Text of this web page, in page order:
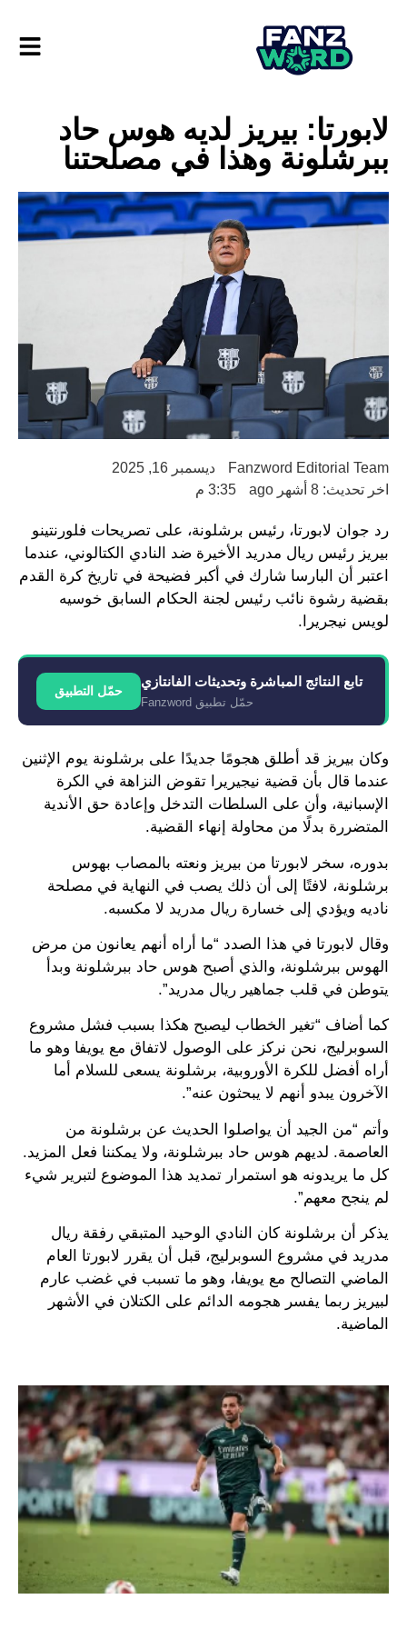
لابورتا: بيريز لديه هوس حاد
ببرشلونة وهذا في مصلحتنا
Fanzword Editorial Team
ديسمبر 16, 2025
اخر تحديث: 8 أشهر ago
3:35 م
رد جوان لابورتا، رئيس برشلونة، على تصريحات فلورنتينو
بيريز رئيس ريال مدريد الأخيرة ضد النادي الكتالوني، عندما
اعتبر أن البارسا شارك في أكبر فضيحة في تاريخ كرة القدم
بقضية رشوة نائب رئيس لجنة الحكام السابق خوسيه
لويس نيجريرا.
تابع النتائج المباشرة وتحديثات الفانتازي
حمّل تطبيق Fanzword
حمّل التطبيق
وكان بيريز قد أطلق هجومًا جديدًا على برشلونة يوم الإثنين
عندما قال بأن قضية نيجيريرا تقوض النزاهة في الكرة
الإسبانية، وأن على السلطات التدخل وإعادة حق الأندية
المتضررة بدلًا من محاولة إنهاء القضية.
بدوره، سخر لابورتا من بيريز ونعته بالمصاب بهوس
برشلونة، لافتًا إلى أن ذلك يصب في النهاية في مصلحة
ناديه ويؤدي إلى خسارة ريال مدريد لا مكسبه.
وقال لابورتا في هذا الصدد “ما أراه أنهم يعانون من مرض
الهوس ببرشلونة، والذي أصبح هوس حاد ببرشلونة وبدأ
يتوطن في قلب جماهير ريال مدريد”.
كما أضاف “تغير الخطاب ليصبح هكذا بسبب فشل مشروع
السوبرليج، نحن نركز على الوصول لاتفاق مع يويفا وهو ما
أراه أفضل للكرة الأوروبية، برشلونة يسعى للسلام أما
الآخرون يبدو أنهم لا يبحثون عنه”.
وأتم “من الجيد أن يواصلوا الحديث عن برشلونة من
العاصمة. لديهم هوس حاد ببرشلونة، ولا يمكننا فعل المزيد.
كل ما يريدونه هو استمرار تمديد هذا الموضوع لتبرير شيء
لم ينجح معهم”.
يذكر أن برشلونة كان النادي الوحيد المتبقي رفقة ريال
مدريد في مشروع السوبرليج، قبل أن يقرر لابورتا العام
الماضي التصالح مع يويفا، وهو ما تسبب في غضب عارم
لبيريز ربما يفسر هجومه الدائم على الكتلان في الأشهر
الماضية.